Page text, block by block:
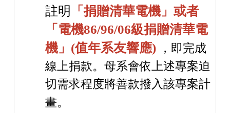
註明
「捐贈清華電機」或者
「電機86/96/06級捐贈清華電
機」(值年系友響應)
，即完成
線上捐款。母系會依上述專案迫
切需求程度將善款撥入該專案計
畫。